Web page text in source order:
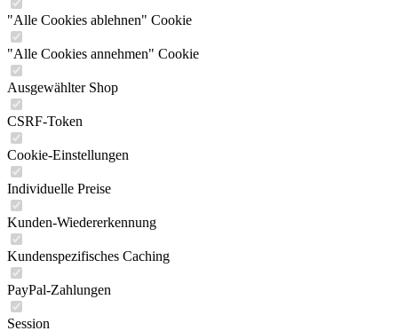
"Alle Cookies ablehnen" Cookie
"Alle Cookies annehmen" Cookie
Ausgewählter Shop
CSRF-Token
Cookie-Einstellungen
Individuelle Preise
Kunden-Wiedererkennung
Kundenspezifisches Caching
PayPal-Zahlungen
Session